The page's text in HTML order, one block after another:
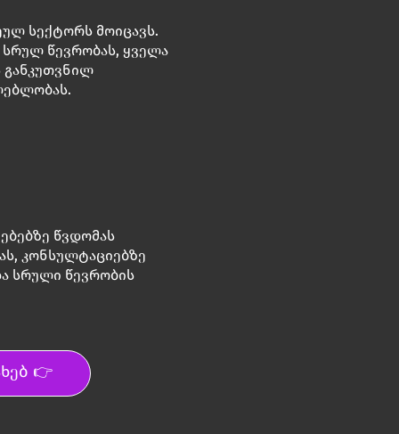
სექტორს მოიცავს.
სრულ წევრობას, ყველა
განკუთვნილ
წვდომას
კონსულტაციებზე
სრული წევრობის
👉